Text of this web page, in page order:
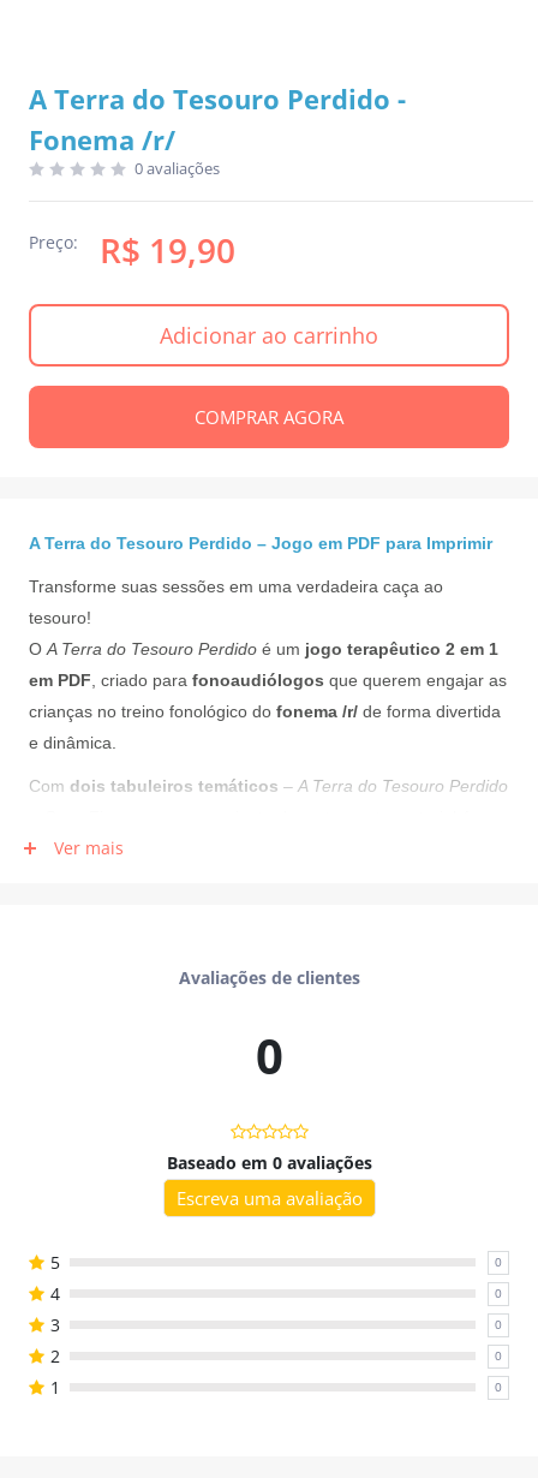
A Terra do Tesouro Perdido -
Fonema /r/
0 avaliações
Preço: R$ 19,90
Adicionar ao carrinho
COMPRAR AGORA
A Terra do Tesouro Perdido – Jogo em PDF para Imprimir
Transforme suas sessões em uma verdadeira caça ao
tesouro!
O A Terra do Tesouro Perdido é um jogo terapêutico 2 em 1
em PDF , criado para fonoaudiólogos que querem engajar as
crianças no treino fonológico do fonema /r/ de forma divertida
e dinâmica.
Com dois tabuleiros temáticos – A Terra do Tesouro Perdido
perfeito para estimular não só a fala, mas também atenção,
- PDF colorido em alta qualidade;
- Cartas com tarefas para usar no jogo
- Material pronto para imprimir e usar.
- Dois jogos em um único material;
- Visual atrativo que desperta curiosidade;
- Estimula fala, linguagem e cognição;
- Pode ser usado individualmente ou em grupos;
- Pronto para imprimir e usar no mesmo dia.
Ver mais
Avaliações de clientes
0
Baseado em 0 avaliações
Escreva uma avaliação
5 0
4 0
3 0
2 0
1 0